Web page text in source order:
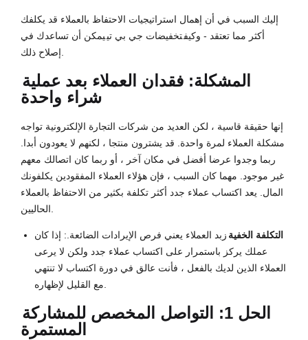
إليك السبب في أن إهمال استراتيجيات الاحتفاظ بالعملاء قد يكلفك
أكثر مما تعتقد - وكيفتخفيضات جي بي تييمكن أن تساعدك في
إصلاح ذلك.
المشكلة: فقدان العملاء بعد عملية
شراء واحدة
إنها حقيقة قاسية ، لكن العديد من شركات التجارة الإلكترونية تواجه
مشكلة العملاء لمرة واحدة. قد يشترون منتجا ، لكنهم لا يعودون أبدا.
ربما وجدوا عرضا أفضل في مكان آخر ، أو ربما كان اتصالك معهم
غير موجود. مهما كان السبب ، فإن هؤلاء العملاء المفقودين يكلفونك
المال. يعد اكتساب عملاء جدد أكثر تكلفة بكثير من الاحتفاظ بالعملاء
الحاليين.
التكلفة الخفية زبد العملاء يعني فرص الإيرادات الضائعة.: إذا كان
عملك يركز باستمرار على اكتساب عملاء جدد ولكن لا يرعى
العملاء الذين لديك بالفعل ، فأنت عالق في دورة اكتساب لا تنتهي
مع القليل لإظهاره.
الحل 1: التواصل المخصص للمشاركة
المستمرة